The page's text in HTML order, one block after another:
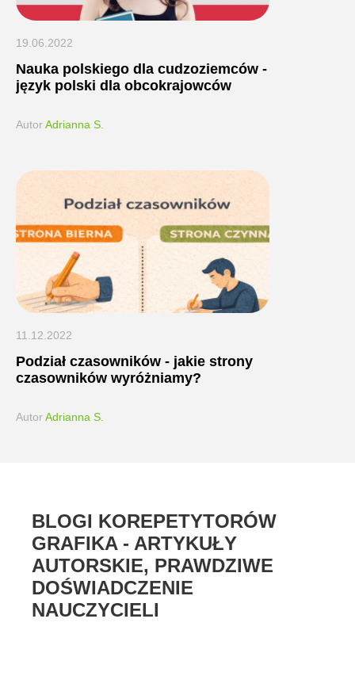
19.06.2022
Nauka polskiego dla cudzoziemców -
język polski dla obcokrajowców
AutorAdrianna S.
11.12.2022
Podział czasowników - jakie strony
czasowników wyróżniamy?
AutorAdrianna S.
BLOGI KOREPETYTORÓW
GRAFIKA - ARTYKUŁY
AUTORSKIE, PRAWDZIWE
DOŚWIADCZENIE
NAUCZYCIELI